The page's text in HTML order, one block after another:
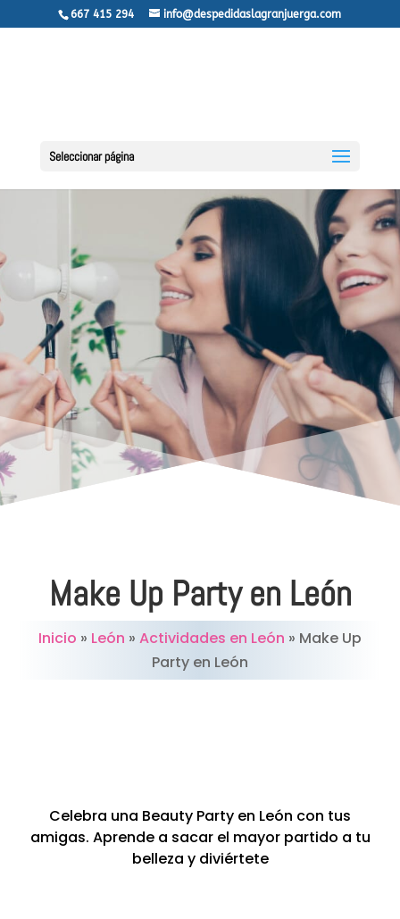
667 415 294 info@despedidaslagranjuerga.com
Seleccionar página
Make Up Party en León
Inicio » León » Actividades en León » Make Up
Party en León
Celebra una Beauty Party en León con tus
amigas. Aprende a sacar el mayor partido a tu
belleza y diviértete